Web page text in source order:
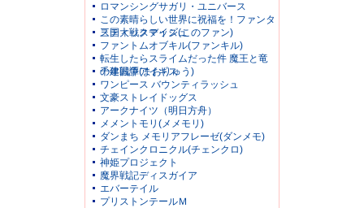
ロマンシングサガリ・ユニバース
この素晴らしい世界に祝福を！ファンタ
スティックデイズ(このファン)
三国大戦スマッシュ
ファントムオブキル(ファンキル)
転生したらスライムだった件 魔王と竜
の建国譚(まおりゅう)
千年戦争アイギス
ワンピース バウンティラッシュ
文豪ストレイドッグス
アークナイツ（明日方舟）
メメントモリ(メメモリ)
ダンまち メモリアフレーゼ(ダンメモ)
チェインクロニクル(チェンクロ)
神姫プロジェクト
魔界戦記ディスガイア
エバーテイル
プリストンテールＭ